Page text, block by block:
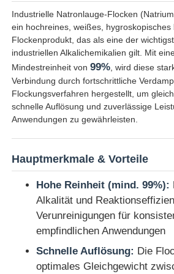
Produkte
Videos
Industrielle Natronlauge-Flocken
ein hochreines, weißes, hygroskopisches
Flockenprodukt, das als eine der
industriellen Alkalichemikalien gilt. Mit
Mindestreinheit von99% , wird diese
Verbindung durch fortschrittliche
Flockungsverfahren hergestellt, um
schnelle Auflösung und zuverlässige
Anwendungen zu gewährleisten.
Hauptmerkmale & Vorteile
Hohe Reinheit (mind. 99%):
Alkalität und
Verunreinigungen für
empfindlichen Anwendungen
Schnelle Auflösung: Die
optimales Gleichgewicht